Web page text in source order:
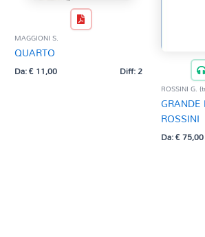
MAGGIONI S.
QUARTO
Da:€11,00 Diff: 2
ROSSINI G.
ROSSINI
Da:€75,00